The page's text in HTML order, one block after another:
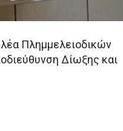
Πλημμελειοδικών
Δίωξης και